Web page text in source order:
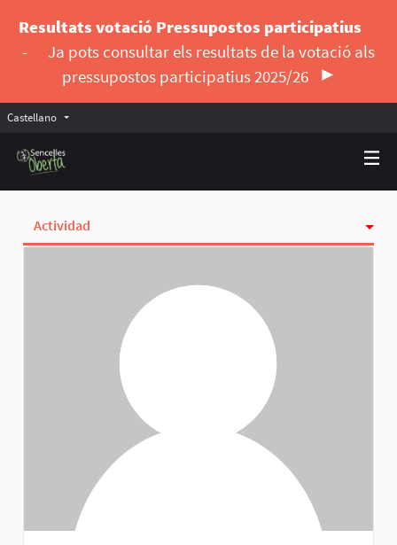
Resultats votació Pressupostos participatius
-
Ja pots consultar els resultats de la votació als
pressupostos participatius 2025/26
Castellano Triar la llengua
Actividad